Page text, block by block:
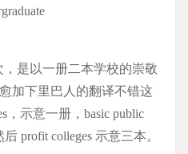
，是以一册二本学校的崇敬
加下里巴人的翻译不错这
，示意一册，basic public
profit colleges 示意三本。